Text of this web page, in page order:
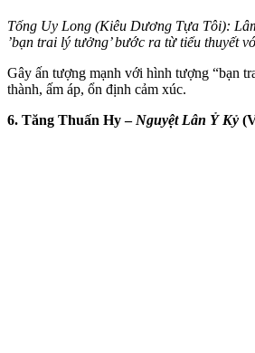
Tống Uy Long (Kiêu Dương Tựa Tôi):
’bạn trai lý tưởng’ bước ra từ tiểu thuyết
Gây ấn tượng mạnh với hình tượng “bạn
thành, ấm áp, ổn định cảm xúc.
6. Tăng Thuấn Hy – Nguyệt Lân Ỷ Kỷ